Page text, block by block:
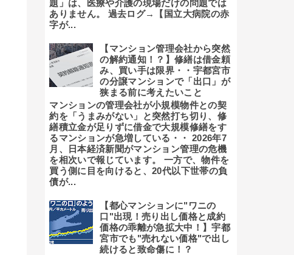
題」は、医療や介護の現場だけの問題では
ありません。 過去ログ→【国立大病院の赤
字が...
【マンション管理会社から突然
の解約通知！？】修繕は借金頼
み、買い手は限界・・宇都宮市
の分譲マンションで「出口」が
狭まる前に考えたいこと
マンションの管理会社が小規模物件との契
約を「うまみがない」と突然打ち切り、修
繕積立金が足りずに借金で大規模修繕をす
るマンションが急増している・・ 2026年7
月、日本経済新聞がマンション管理の危機
を相次いで報じています。 一方で、物件を
買う側に目を向けると、20代以下世帯の負
債が...
【都心マンションに"ワニの
口"出現！売り出し価格と成約
価格の乖離が急拡大中！】宇都
宮市でも"売れない価格"で出し
続けると致命傷に！？